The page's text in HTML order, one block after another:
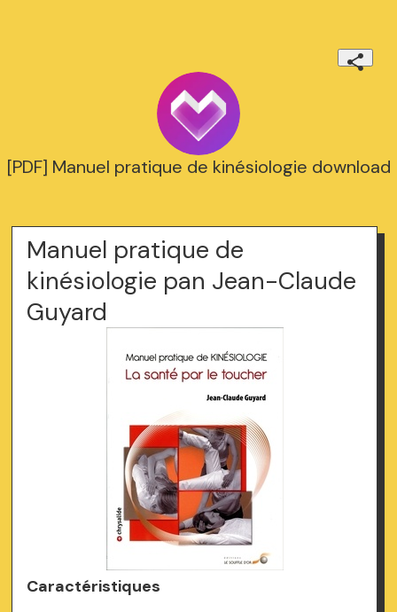
[PDF] Manuel pratique de kinésiologie download
Manuel pratique de
kinésiologie pan Jean-Claude
Guyard
Caractéristiques